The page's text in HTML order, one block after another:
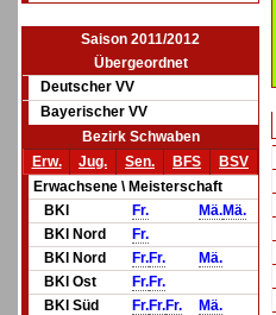
Saison 2011/2012
Übergeordnet
Deutscher VV
Bayerischer VV
Bezirk Schwaben
Erw.
Jug. Sen. BFS
BSV
Erwachsene \ Meisterschaft
BKl
Fr. Mä.Mä.
BKl Nord
Fr.
BKl Nord
Fr.Fr.
Mä.
BKl Ost
Fr.Fr.
BKl Süd
Fr.Fr.Fr.
Mä.